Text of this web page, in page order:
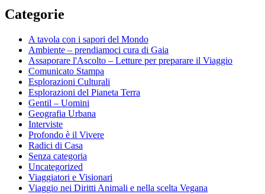
Categorie
A tavola con i sapori del Mondo
Ambiente – prendiamoci cura di Gaia
Assaporare l'Ascolto – Letture per preparare il Viaggio
Comunicato Stampa
Esplorazioni Culturali
Esplorazioni del Pianeta Terra
Gentil – Uomini
Geografia Urbana
Interviste
Profondo è il Vivere
Radici di Casa
Senza categoria
Uncategorized
Viaggiatori e Visionari
Viaggio nei Diritti Animali e nella scelta Vegana